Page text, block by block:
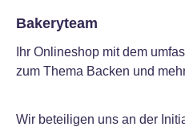
Bakeryteam
Ihr Onlineshop mit dem
zum Thema Backen und
Wir beteiligen uns an der